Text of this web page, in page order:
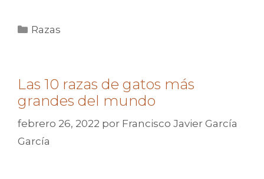
Categorías
Razas
Las 10 razas de gatos más
grandes del mundo
febrero 26, 2022 por Francisco Javier García
García